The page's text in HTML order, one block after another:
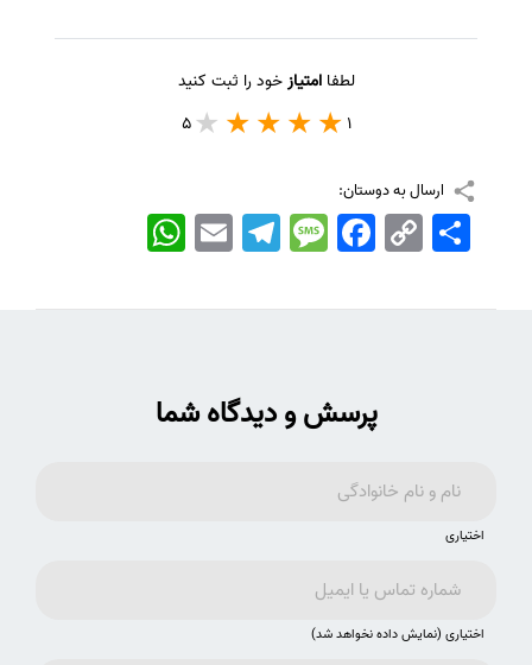
لطفاامتیازخود را ثبت کنید
1
5
ارسال به دوستان:
WhatsApp EmailTelegramMessageFacebook Copy
Link
اشتراک
پرسش و دیدگاه شما
اختیاری
اختیاری (نمایش داده نخواهد شد)